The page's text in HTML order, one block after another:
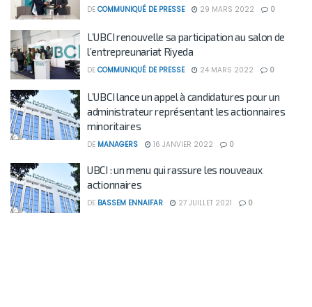
DE COMMUNIQUÉ DE PRESSE 29 MARS 2022 0
L’UBCI renouvelle sa participation au salon de
l’entrepreunariat Riyeda
DE COMMUNIQUÉ DE PRESSE 24 MARS 2022 0
L’UBCI lance un appel à candidatures pour un
administrateur représentant les actionnaires
minoritaires
DE MANAGERS 16 JANVIER 2022 0
UBCI : un menu qui rassure les nouveaux
actionnaires
DE BASSEM ENNAIFAR 27 JUILLET 2021 0